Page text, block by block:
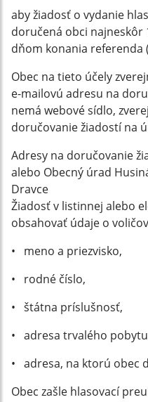
aby žiadosť o vydanie
doručená obci
dňom konania referenda
Obec na tieto účely
e-mailovú adresu na
nemá webové sídlo,
doručovanie žiadostí na
Adresy na doručovanie
alebo Obecný úrad
Dravce
Žiadosť v listinnej alebo
obsahovať údaje o
• meno a priezvisko,
• rodné číslo,
• štátna príslušnosť,
• adresa trvalého
• adresa, na ktorú obec
Obec zašle hlasovací